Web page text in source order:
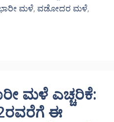
ಮಳೆ, ವಡೋದರ ಮಳೆ,
ಮಳೆ ಎಚ್ಚರಿಕೆ:
ಈ